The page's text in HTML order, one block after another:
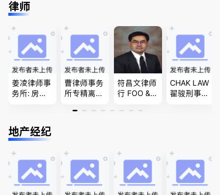
庭团聚，特
商业移民，
名校申请
移民签证
、翻译和海
牙认证
团聚，投资
移民以及各
类省提名和
技术移民
民和魁北克
PEQ60472
08731
律师
姜凌律师事
务所: 房产
法/公司法/
民事商业诉
曹律师事务
所专精离
婚前协议，
买卖
符昌文律师
行 FOO & C
家庭法, 离
CHAK LAW
翟骏刑事交
地产经纪